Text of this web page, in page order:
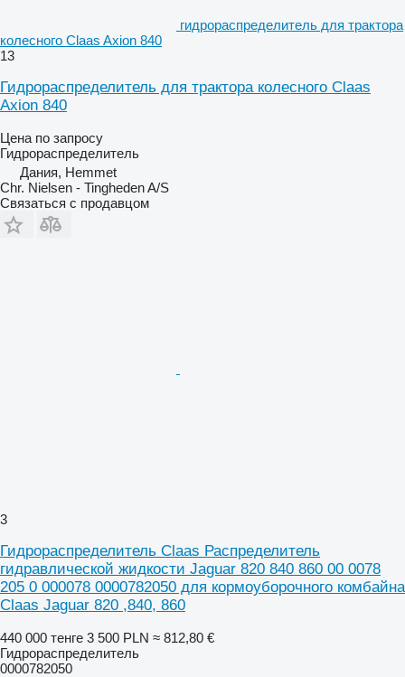
гидрораспределитель для трактора
колесного Claas Axion 840
13
Гидрораспределитель для трактора колесного Claas
Axion 840
Цена по запросу
Гидрораспределитель
Дания, Hemmet
Chr. Nielsen - Tingheden A/S
Связаться с продавцом
3
Гидрораспределитель Claas Распределитель
гидравлической жидкости Jaguar 820 840 860 00 0078
205 0 000078 0000782050 для кормоуборочного комбайна
Claas Jaguar 820 ,840, 860
440 000 тенге 3 500 PLN ≈ 812,80 €
Гидрораспределитель
0000782050